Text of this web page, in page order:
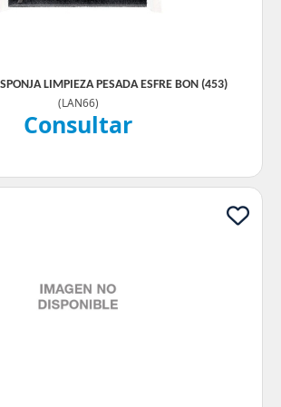
LIMPIEZA PESADA ESFRE BON (453)
(LAN66)
Consultar